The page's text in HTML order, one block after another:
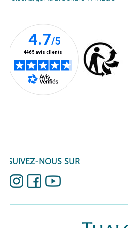
après le nettoyage de votre peau.
le produit jusqu’à absorption
soin pénétrer pour mieux réparer et
le sommeil.
Faites entrer la beauté marine dans
nos produits professionnels pour le
THALGOMEN pour le contour des
SUIVEZ-NOUS SUR